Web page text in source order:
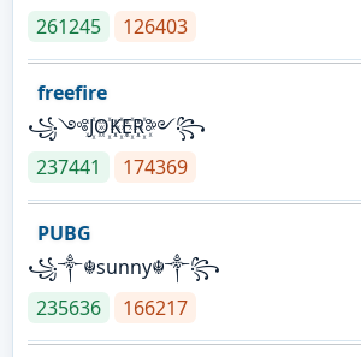
261245
126403
freefire
꧁༺J꙰O꙰K꙰E꙰R꙰༻꧂
237441
174369
PUBG
꧁༒☬sunny☬༒꧂
235636
166217